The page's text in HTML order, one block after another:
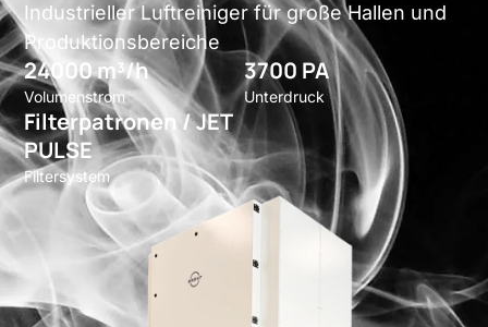
Industrieller Luftreiniger für große Hallen und
Produktionsbereiche
24000 m³/h
Volumenstrom
3700 PA
Unterdruck
Filterpatronen / JET
PULSE
Filtersystem